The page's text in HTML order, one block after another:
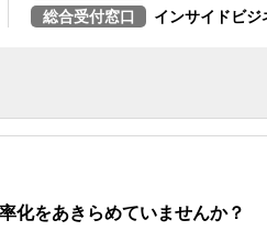
総合受付窓口
インサイドビジ
をあきらめていませんか？